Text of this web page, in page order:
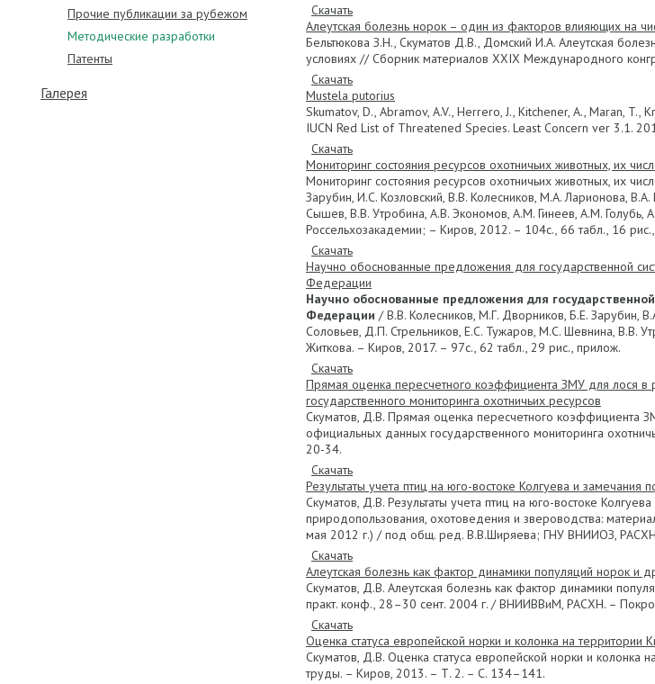
Скачать
Алеутская болезнь норок – один из факторов влияющих на
Бельтюкова З.Н., Скуматов Д.В., Домский И.А. Алеутская
условиях // Сборник материалов XXIX Международного
Скачать
Mustela putorius
Skumatov, D., Abramov, A.V., Herrero, J., Kitchener, A., Maran,
IUCN Red List of Threatened Species. Least Concern ver 3.1.
Скачать
Мониторинг состояния ресурсов охотничьих животных, их
Мониторинг состояния ресурсов охотничьих животных, их
Зарубин, И.С. Козловский, В.В. Колесников, М.А. Ларионова,
Сышев, В.В. Утробина, А.В. Экономов, А.М. Гинеев, А.М.
Россельхозакадемии; – Киров, 2012. – 104с., 66 табл., 16
Скачать
Научно обоснованные предложения для государственной
Федерации
Научно обоснованные предложения для
Федерации / В.В. Колесников, М.Г. Дворников, Б.Е. Зарубин,
Соловьев, Д.П. Стрельников, Е.С. Тужаров, М.С. Шевнина,
Житкова. – Киров, 2017. – 97с., 62 табл., 29 рис., прилож.
Скачать
Прямая оценка пересчетного коэффициента ЗМУ для лося в
государственного мониторинга охотничьих ресурсов
Скуматов, Д.В. Прямая оценка пересчетного коэффициента
официальных данных государственного мониторинга
20-34.
Скачать
Результаты учета птиц на юго-востоке Колгуева и
Скуматов, Д.В. Результаты учета птиц на юго-востоке
природопользования, охотоведения и звероводства:
мая 2012 г.) / под общ. ред. В.В.Ширяева; ГНУ ВНИИОЗ, РАСХН
Скачать
Алеутская болезнь как фактор динамики популяций норок и
Скуматов, Д.В. Алеутская болезнь как фактор динамики
практ. конф., 28–30 сент. 2004 г. / ВНИИВВиМ, РАСХН. –
Скачать
Оценка статуса европейской норки и колонка на территории
Скуматов, Д.В. Оценка статуса европейской норки и
труды. – Киров, 2013. – Т. 2. – С. 134–141.
Прочие публикации за рубежом
Методические разработки
Патенты
Галерея